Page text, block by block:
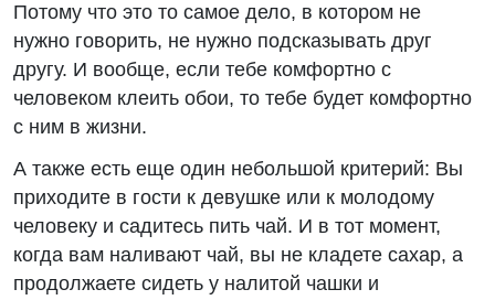
Потому что это то самое дело, в котором не
нужно говорить, не нужно подсказывать друг
другу. И вообще, если тебе комфортно с
человеком клеить обои, то тебе будет комфортно
с ним в жизни.
А также есть еще один небольшой критерий: Вы
приходите в гости к девушке или к молодому
человеку и садитесь пить чай. И в тот момент,
когда вам наливают чай, вы не кладете сахар, а
продолжаете сидеть у налитой чашки и